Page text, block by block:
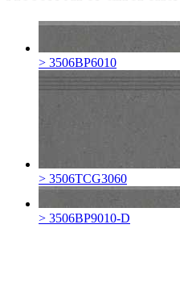
> 3506BP6010
> 3506TCG3060
> 3506BP9010-D